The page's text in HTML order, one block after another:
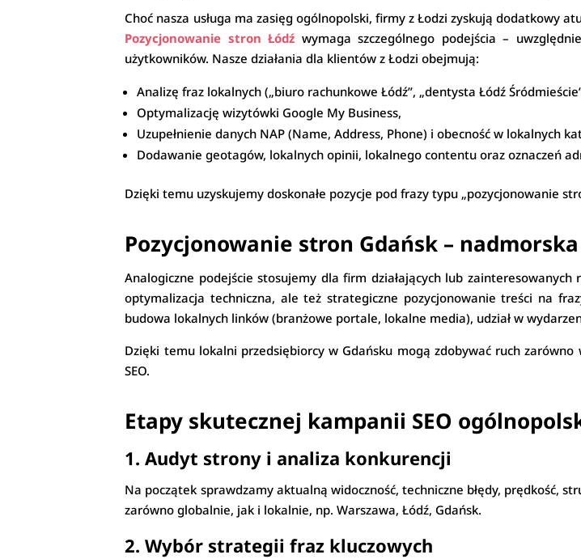
Choć nasza usługa ma zasięg ogólnopolski, firmy z Łodzi zyskują dodatkowy
Pozycjonowanie stron Łódź wymaga szczególnego podejścia –
użytkowników. Nasze działania dla klientów z Łodzi obejmują:
Analizę fraz lokalnych („biuro rachunkowe Łódź”, „dentysta Łódź
Optymalizację wizytówki Google My Business,
Uzupełnienie danych NAP (Name, Address, Phone) i obecność w lokalnych
Dodawanie geotagów, lokalnych opinii, lokalnego contentu oraz oznaczeń
Dzięki temu uzyskujemy doskonałe pozycje pod frazy typu „pozycjonowanie
Pozycjonowanie stron Gdańsk –
Analogiczne podejście stosujemy dla firm działających lub
optymalizacja techniczna, ale też strategiczne pozycjonowanie treści na
budowa lokalnych linków (branżowe portale, lokalne media), udział w
Dzięki temu lokalni przedsiębiorcy w Gdańsku mogą zdobywać ruch
SEO.
Etapy skutecznej kampanii SEO
1. Audyt strony i analiza konkurencji
Na początek sprawdzamy aktualną widoczność, techniczne błędy, prędkość,
zarówno globalnie, jak i lokalnie, np. Warszawa, Łódź, Gdańsk.
2. Wybór strategii fraz kluczowych